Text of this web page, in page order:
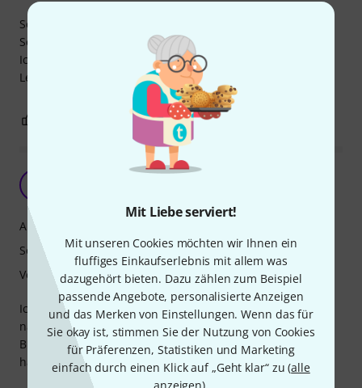
Mit Liebe serviert!
Mit unseren Cookies möchten wir Ihnen ein
fluffiges Einkaufserlebnis mit allem was
dazugehört bieten. Dazu zählen zum Beispiel
passende Angebote, personalisierte Anzeigen
und das Merken von Einstellungen. Wenn das für
Sie okay ist, stimmen Sie der Nutzung von Cookies
für Präferenzen, Statistiken und Marketing
einfach durch einen Klick auf „Geht klar“ zu (alle
anzeigen).
Sehr gutes Blatt, leichte Ansprache für ein 3.0.
Sehr guter voller Klang.
Ich spiele das Blatt mit einem Mundstück von
Leitner & Kraus Bb- Clarinet V 100, passt wunderbar.
BEWERTUNG MELDEN
Ich spiele die Blätter in Konzerten und bin sehr zufrieden,
nahezu jedes Blatt ist ein gutes Blatt.
Blätter wurden gut verpackt geliefert und halten sich bei
häufiger Abwechselung nun schon ein Jahr.
Ansprache
Sound
Verarbeitung